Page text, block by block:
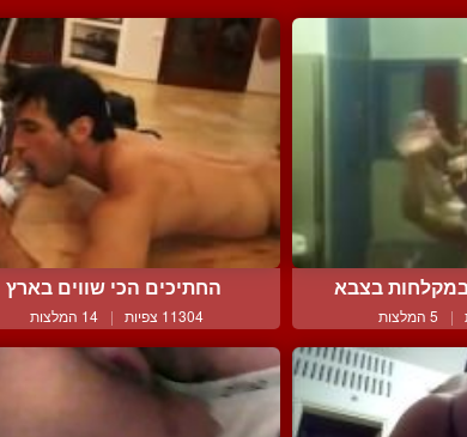
בצבא
| 5 המלצות
החתיכים הכי שווים בארץ
11304 צפיות | 14 המלצות